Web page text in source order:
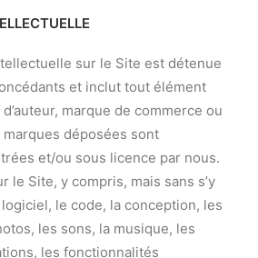
sur le Site est détenue
et inclut tout élément
marque de commerce ou
déposées sont
et/ou sous licence par nous.
le Site, y compris, mais sans s’y
le code, la conception, les
les sons, la musique, les
les fonctionnalités